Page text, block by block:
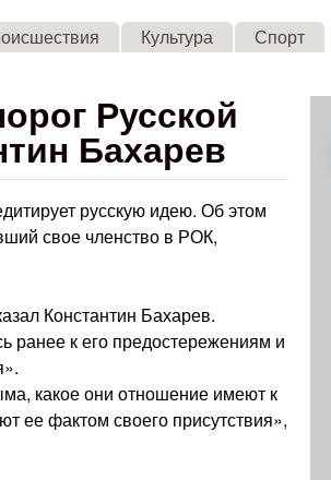
Культура Спорт
Русской
Бахарев
русскую идею. Об этом
свое членство в РОК,
Константин Бахарев.
ранее к его предостережениям и
какое они отношение имеют к
ее фактом своего присутствия»,